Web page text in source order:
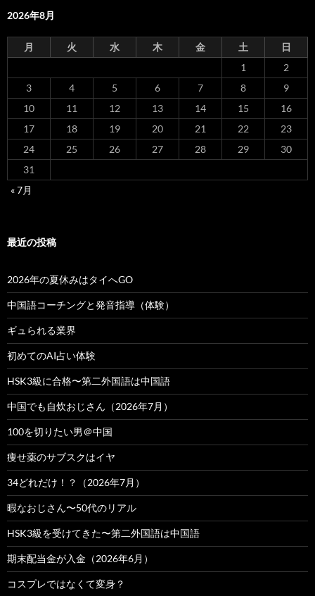
2026年8月
月 火 水 木 金 土
日
1
2
3
4 5 6 7 8
9
10
11 12 13 14 15
16
17
18 19 20 21 22
23
24
25 26 27 28 29
30
31
« 7月
最近の投稿
2026年の夏休みはタイへGO
中国語コーチングと発音指導（体験）
ギュられる業界
初めてのAI占い体験
HSK3級に合格〜第二外国語は中国語
中国でも自炊おじさん（2026年7月）
100を切りたい男＠中国
痩せ薬のサブスクはイヤ
34どれだけ！？（2026年7月）
暇なおじさん〜50代のリアル
HSK3級を受けてきた〜第二外国語は中国語
期末配当金が入金（2026年6月）
コスプレではなくて変身？